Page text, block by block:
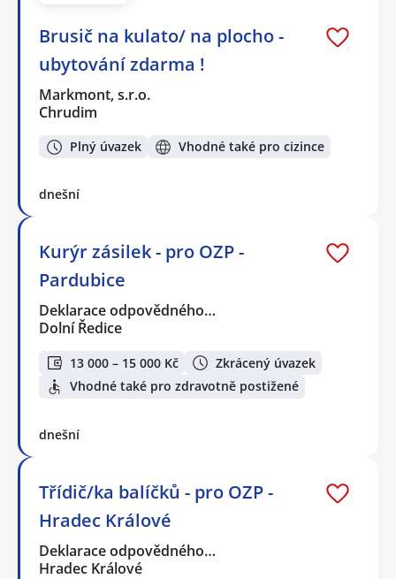
Brusič na kulato/ na plocho -
ubytování zdarma !
Markmont, s.r.o.
Chrudim
Plný úvazek Vhodné také pro cizince
dnešní
Kurýr zásilek - pro OZP -
Pardubice
Deklarace odpovědného…
Dolní Ředice
13 000 – 15 000 Kč
Zkrácený úvazek
Vhodné také pro zdravotně postižené
dnešní
Třídič/ka balíčků - pro OZP -
Hradec Králové
Deklarace odpovědného…
Hradec Králové